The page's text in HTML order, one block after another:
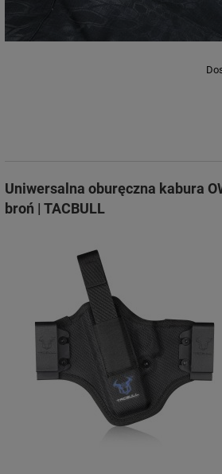
Uniwersalna oburęczna kabura
broń | TACBULL